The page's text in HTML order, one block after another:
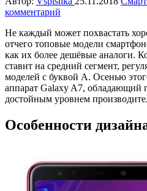
комментарий
Не каждый может похвастать
отчего топовые модели
как их более дешёвые аналоги.
ставит на средний сегмент,
моделей с буквой A. Осенью
аппарат Galaxy A7,
достойным уровнем
Особенности